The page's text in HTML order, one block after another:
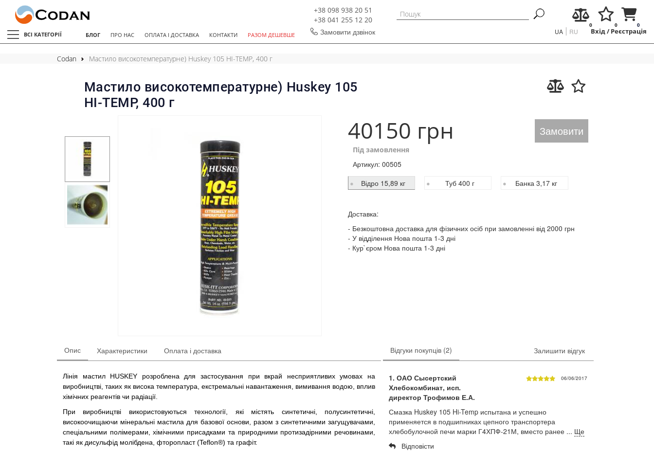
ВСІ КАТЕГОРІЇ БЛОГ ПРО НАС ОПЛАТА І ДОСТАВКА КОНТАКТИ РАЗОМ ДЕШЕВШЕ
+38 098 938 20 51
+38 041 255 12 20
Замовити дзвінок
0
0
0
Вхід/Реєстрація
UA RU
Codan Мастило високотемпературне) Huskey 105 HI-TEMP, 400 г
Мастило високотемпературне) Huskey 105
HI-TEMP, 400 г
40150 грн Замовити
Під замовлення
Артикул: 00505
Відро 15,89 кг
Туб 400 г Банка 3,17 кг
Доставка:
Безкоштовна доставка для фізичних осіб при замовленні від 2000 грн
У відділення Нова пошта 1-3 дні
Кур`єром Нова пошта 1-3 дні
Опис Характеристики Оплата і доставка
Лінія мастил HUSKEY розроблена для застосування при вкрай несприятливих умовах на
виробництві, таких як висока температура, екстремальні навантаження, вимивання водою, вплив
хімічних реагентів чи радіації.
При виробництві використовуються технології, які містять синтетичні, полусинтетичні,
високоочищаючи мінеральні мастила для базової основи, разом з синтетичними загущувачами,
спеціальними полімерами, хімічними присадками та природними протизадірними речовинами,
такі як дисульфід молібдена, фторопласт (Teflon®) та графіт.
Відгуки покупців (2) Залишити відгук
1. ОАО Сысертский
Хлебокомбинат, исп.
директор Трофимов Е.А.
06/06/2017
Смазка Huskey 105 Hi-Temp испытана и успешно
применяется в подшипниках цепного транспортера
хлебобулочной печи марки Г4ХПФ-21М, вместо ранее ... Ще
Відповісти